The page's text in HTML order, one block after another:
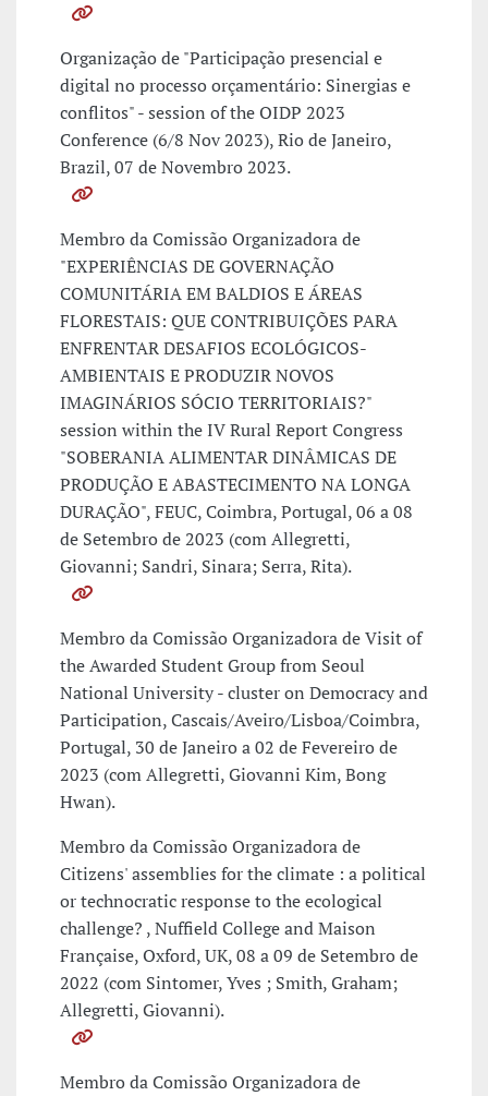
Organização de "Participação presencial e
digital no processo orçamentário: Sinergias e
conflitos" - session of the OIDP 2023
Conference (6/8 Nov 2023), Rio de Janeiro,
Brazil, 07 de Novembro 2023.
Membro da Comissão Organizadora de
"EXPERIÊNCIAS DE GOVERNAÇÃO
COMUNITÁRIA EM BALDIOS E ÁREAS
FLORESTAIS: QUE CONTRIBUIÇÕES PARA
ENFRENTAR DESAFIOS ECOLÓGICOS-
AMBIENTAIS E PRODUZIR NOVOS
IMAGINÁRIOS SÓCIO TERRITORIAIS?"
session within the IV Rural Report Congress
"SOBERANIA ALIMENTAR DINÂMICAS DE
PRODUÇÃO E ABASTECIMENTO NA LONGA
DURAÇÃO", FEUC, Coimbra, Portugal, 06 a 08
de Setembro de 2023 (com Allegretti,
Giovanni; Sandri, Sinara; Serra, Rita).
Membro da Comissão Organizadora de Visit of
the Awarded Student Group from Seoul
National University - cluster on Democracy and
Participation, Cascais/Aveiro/Lisboa/Coimbra,
Portugal, 30 de Janeiro a 02 de Fevereiro de
2023 (com Allegretti, Giovanni Kim, Bong
Hwan).
Membro da Comissão Organizadora de
Citizens' assemblies for the climate : a political
or technocratic response to the ecological
challenge? , Nuffield College and Maison
Française, Oxford, UK, 08 a 09 de Setembro de
2022 (com Sintomer, Yves ; Smith, Graham;
Allegretti, Giovanni).
Membro da Comissão Organizadora de